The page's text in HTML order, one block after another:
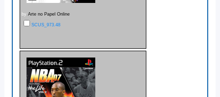
by Arte no Papel Online
SCUS_973.48